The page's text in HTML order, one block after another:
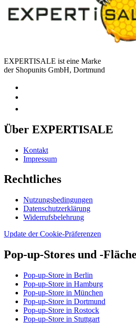
EXPERTISALE ist eine Marke
der Shopunits GmbH, Dortmund
Über EXPERTISALE
Kontakt
Impressum
Rechtliches
Nutzungsbedingungen
Datenschutzerklärung
Widerrufsbelehrung
Update der Cookie-Präferenzen
Pop-up-Stores und -
Pop-up-Store in Berlin
Pop-up-Store in Hamburg
Pop-up-Store in München
Pop-up-Store in Dortmund
Pop-up-Store in Rostock
Pop-up-Store in Stuttgart